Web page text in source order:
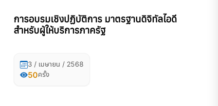
การอบรมเชิงปฏิบัติการ มาตรฐานดิจิทัลไอดี
สำหรับผู้ให้บริการภาครัฐ
3 / เมษายน / 2568
50ครั้ง